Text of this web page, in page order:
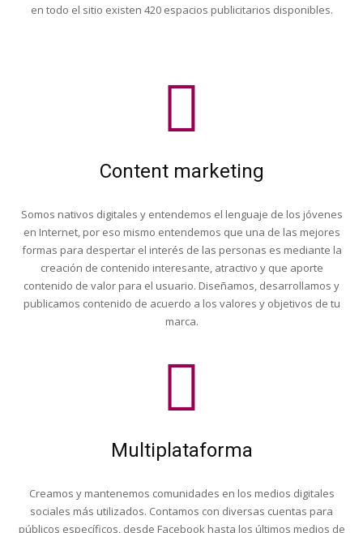
en todo el sitio existen 420 espacios publicitarios disponibles.
Content marketing
Somos nativos digitales y entendemos el lenguaje de los jóvenes
en Internet, por eso mismo entendemos que una de las mejores
formas para despertar el interés de las personas es mediante la
creación de contenido interesante, atractivo y que aporte
contenido de valor para el usuario. Diseñamos, desarrollamos y
publicamos contenido de acuerdo a los valores y objetivos de tu
marca.
Multiplataforma
Creamos y mantenemos comunidades en los medios digitales
sociales más utilizados. Contamos con diversas cuentas para
públicos específicos, desde Facebook hasta los últimos medios de